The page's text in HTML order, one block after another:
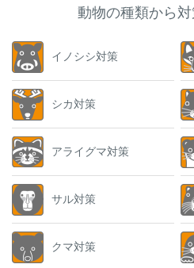
動物の種類から
イノシシ対策
シカ対策
アライグマ対策
サル対策
クマ対策